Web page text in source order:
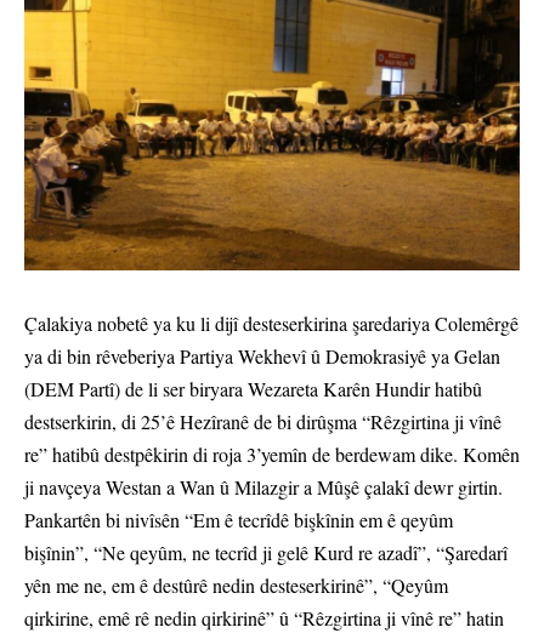
Çalakiya nobetê ya ku li dijî desteserkirina şaredariya Colemêrgê
ya di bin rêveberiya Partiya Wekhevî û Demokrasiyê ya Gelan
(DEM Partî) de li ser biryara Wezareta Karên Hundir hatibû
destserkirin, di 25’ê Hezîranê de bi dirûşma “Rêzgirtina ji vînê
re” hatibû destpêkirin di roja 3’yemîn de berdewam dike. Komên
ji navçeya Westan a Wan û Milazgir a Mûşê çalakî dewr girtin.
Pankartên bi nivîsên “Em ê tecrîdê bişkînin em ê qeyûm
bişînin”, “Ne qeyûm, ne tecrîd ji gelê Kurd re azadî”, “Şaredarî
yên me ne, em ê destûrê nedin desteserkirinê”, “Qeyûm
qirkirine, emê rê nedin qirkirinê” û “Rêzgirtina ji vînê re” hatin